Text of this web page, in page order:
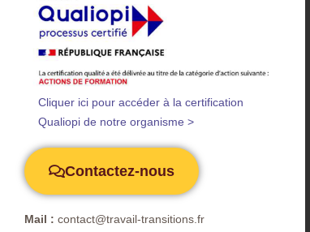
Cliquer ici pour accéder à la certification
Qualiopi de notre organisme >
Contactez-nous
Mail : contact@travail-transitions.fr